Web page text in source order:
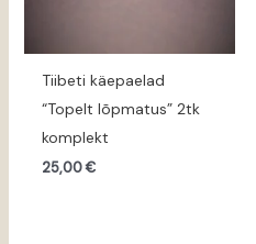
Tiibeti käepaelad
“Topelt lõpmatus” 2tk
komplekt
25,00€